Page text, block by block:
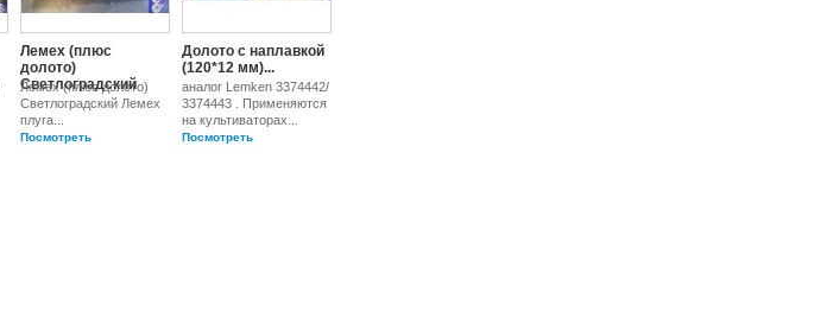
Лемех (плюс
долото)
Светлоградский
Лемех (плюс долото)
Светлоградский Лемех
плуга...
Посмотреть
Долото с наплавкой
(120*12 мм)...
аналог Lemken 3374442/
3374443 . Применяются
на культиваторах...
Посмотреть